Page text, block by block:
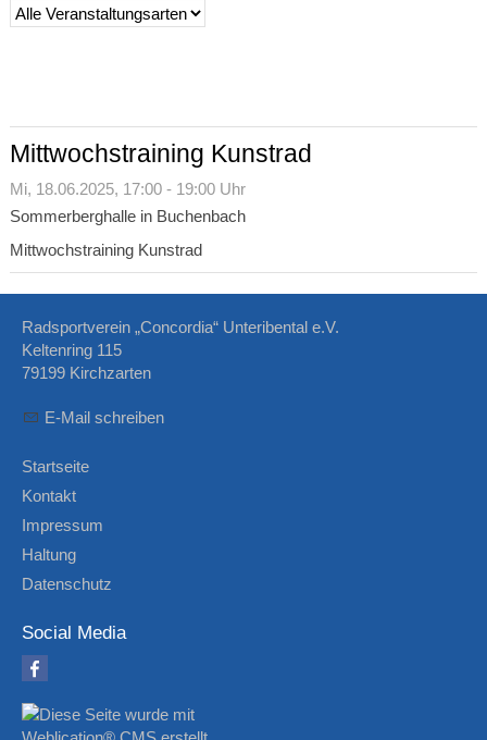
Mittwochstraining Kunstrad
Mi, 18.06.2025, 17:00- 19:00Uhr
Sommerberghalle in Buchenbach
Mittwochstraining Kunstrad
Radsportverein „Concordia“ Unteribental e.V.
Keltenring 115
79199 Kirchzarten
E-Mail schreiben
Startseite
Kontakt
Impressum
Haltung
Datenschutz
Social Media